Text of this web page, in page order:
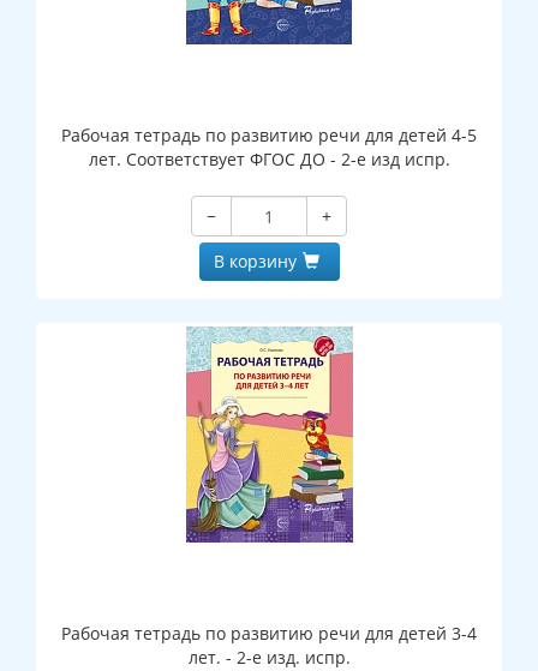
Рабочая тетрадь по развитию речи для детей 4-5
лет. Соответствует ФГОС ДО - 2-е изд испр.
−
+
В корзину
Рабочая тетрадь по развитию речи для детей 3-4
лет. - 2-е изд. испр.